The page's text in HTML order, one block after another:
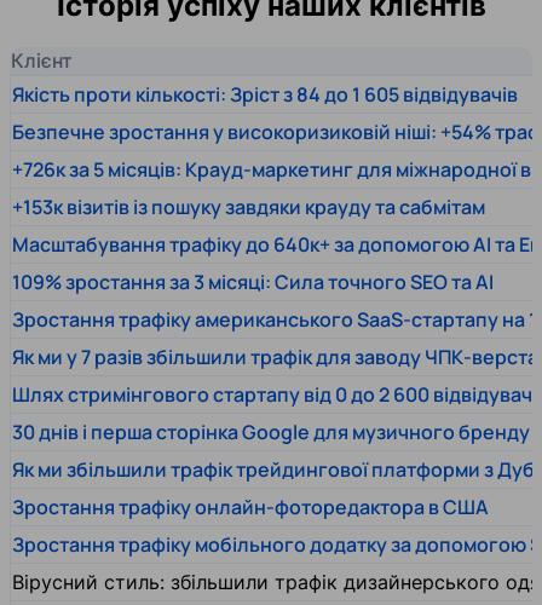
Клієнт
Якість проти кількості: Зріст з 84 до 1 605 відвідувачів
Безпечне зростання у високоризиковій ніші: +54%
+726к за 5 місяців: Крауд-маркетинг для міжнародної
+153к візитів із пошуку завдяки крауду та сабмітам
Масштабування трафіку до 640к+ за допомогою AI та
109% зростання за 3 місяці: Сила точного SEO та AI
Зростання трафіку американського SaaS-стартапу на
Як ми у 7 разів збільшили трафік для заводу ЧПК-
Шлях стримінгового стартапу від 0 до 2 600
30 днів і перша сторінка Google для музичного бренду
Як ми збільшили трафік трейдингової платформи з
Зростання трафіку онлайн-фоторедактора в США
Зростання трафіку мобільного додатку за допомогою
Вірусний стиль: збільшили трафік дизайнерського